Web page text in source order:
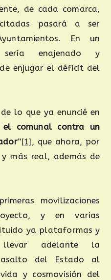
de cada comarca,
pasará a ser
En un
sería enajenado y
enjugar el déficit del
lo que ya enuncié en
el comunal contra un
”[1] , que ahora, por
más real, además de
movilizaciones
y en varias
ya plataformas y
llevar adelante la
del Estado al
y cosmovisión del